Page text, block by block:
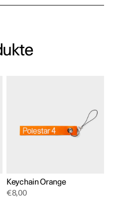
Keychain Orange
€8,00